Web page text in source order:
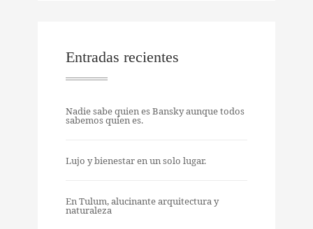
Entradas recientes
Nadie sabe quien es Bansky aunque todos
sabemos quien es.
Lujo y bienestar en un solo lugar.
En Tulum, alucinante arquitectura y
naturaleza